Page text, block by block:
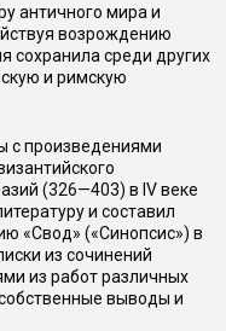
античного мира и
возрождению
сохранила среди других
и римскую
с произведениями
(326—403) в IV веке
и составил
«Свод» («Синопсис») в
из сочинений
из работ различных
выводы и